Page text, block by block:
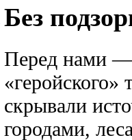
Без
Перед нами —
скрывали
городами,